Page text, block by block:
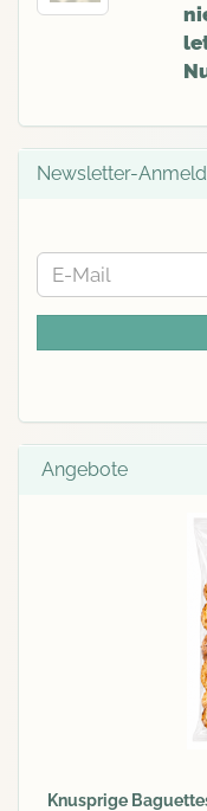
Newsletter-
WEITER
ZUR
NEWSLETTER-
ANMELDUNG
E-
Mail
Angebote
Knusprige